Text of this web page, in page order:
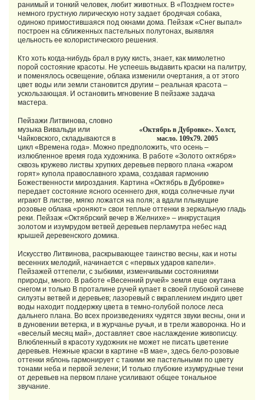
ранимый и тонкий человек, любит животных. В «Позднем госте»
немного грустную лирическую ноту задает бродячая собака,
одиноко примостившаяся под окнами дома. Пейзаж «Снег выпал»
построен на сближенных пастельных полутонах, выявляя
цельность ее колористического решения.
Кто хоть когда-нибудь брал в руку кисть, знает, как мимолетно
порой состояние красоты. Не успеешь выдавить краски на палитру,
и поменялось освещение, облака изменили очертания, а от этого
цвет воды или земли становится другим – реальная красота –
ускользающая. И остановить мгновение B пейзаже задача
мастера.
«Октябрь в Дубровке». Холст,
масло. 109х79. 2005
Пейзажи Литвинова, словно
музыка Вивальди или
Чайковского, складываются в
цикл «Времена года». Можно предположить, что осень –
излюбленное время года художника. В работе «Золото октября»
сквозь кружево листвы хрупких деревьев первого плана «жаром
горят» купола православного храма, создавая гармонию
Божественности мироздания. Картина «Октябрь в Дубровке»
передает состояние ясного осеннего дня, когда солнечные лучи
играют B листве, мягко ложатся на поля; а вдали плывущие
розовые облака «роняют» свои теплые оттенки в зеркальную гладь
реки. Пейзаж «Октябрский вечер в Желнихе» – инкрустация
золотом и изумрудом ветвей деревьев перламутра небес над
крышей деревенского домика.
Искусство Литвинова, раскрывающее таинство весны, как и ноты
весенних мелодий, начинается с «первых ударов капели».
Пейзажей оттепели, с зыбкими, изменчивыми состояниями
природы, много. В работе «Весенний ручей» земля еще окутана
снегом и только B проталине ручей купает в своей глубокой синеве
силуэты ветвей и деревьев; лазоревый с вкраплением индиго цвет
воды находит поддержку цвета в темно-голубой полосе леса
дальнего плана. Во всех произведениях чудятся звуки весны, они и
в дуновении ветерка, и в журчанье ручья, и в трели жаворонка. Но и
«веселый месяц май», доставляет свое наслаждение живописцу.
Влюбленный в красоту художник не может не писать цветение
деревьев. Нежные краски в картине «В мае», здесь бело-розовые
оттенки яблонь гармонирует с такими же пастельными по цвету
тонами неба и первой зелени; И только глубокие изумрудные тени
от деревьев на первом плане усиливают общее тональное
звучание.